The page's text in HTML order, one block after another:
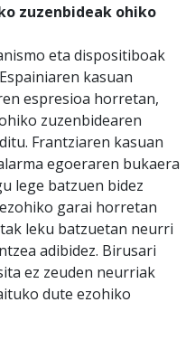
zuzenbideak ohiko
eta dispositiboak
kasuan
espresioa horretan,
zuzenbidearen
Frantziaren kasuan
egoeraren bukaera
lege batzuen bidez
garai horretan
leku batzuetan neurri
adibidez. Birusari
ez zeuden neurriak
dute ezohiko